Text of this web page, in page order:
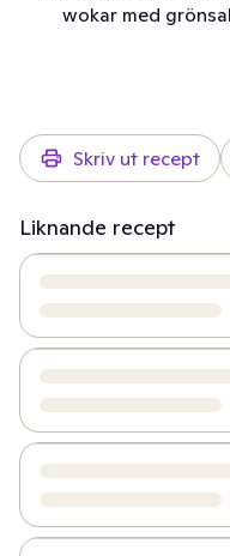
wokar med
Skriv ut recept
Liknande recept